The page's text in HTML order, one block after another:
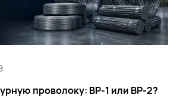
проволоку: ВР-1 или ВР-2?